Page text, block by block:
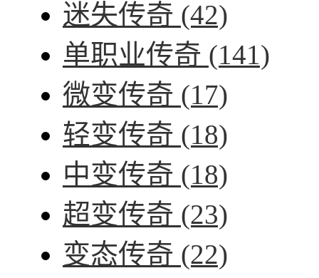
迷失传奇 (42)
单职业传奇 (141)
微变传奇 (17)
轻变传奇 (18)
中变传奇 (18)
超变传奇 (23)
变态传奇 (22)